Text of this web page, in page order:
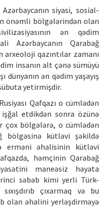
siyasi, sosial-
önəmli bölgələrindən olan
ən qədim
Azərbaycanın Qarabağ
qazıntılar zamanı
insanın alt çənə sümüyü
dünyanın ən qədim yaşayış
yetirmişdir.
Qafqazı o cümlədən
etdikdən sonra özünə
çox bölgələrə, o cümlədən
bölgəsinə kütləvi şəkildə
erməni əhalisinin kütləvi
həmçinin Qarabağ
maneəsiz həyata
səbəb kimi yerli Türk-
çıxarmaq və bu
olan əhalini yerləşdirməyə